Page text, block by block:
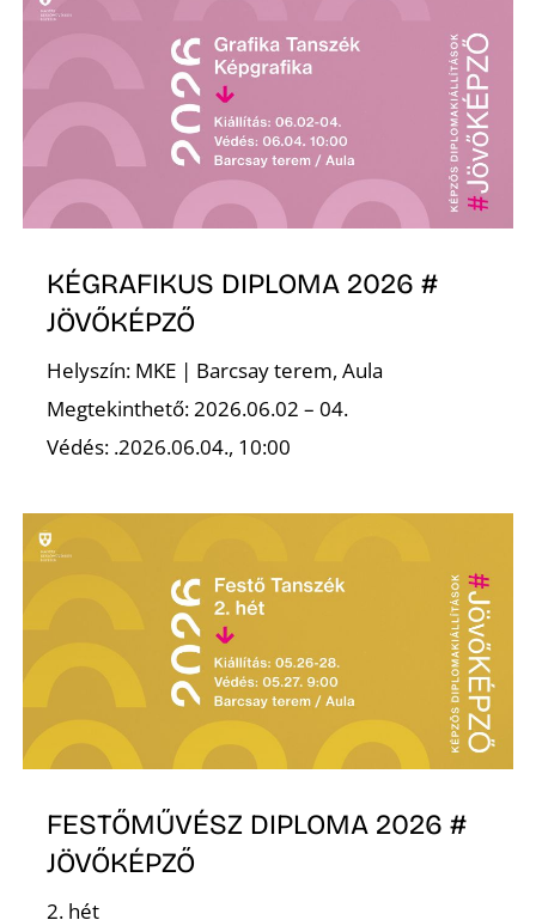
KÉGRAFIKUS DIPLOMA 2026 #
JÖVŐKÉPZŐ
Helyszín: MKE | Barcsay terem, Aula
Megtekinthető: 2026.06.02 – 04.
Védés: .2026.06.04., 10:00
FESTŐMŰVÉSZ DIPLOMA 2026 #
JÖVŐKÉPZŐ
2. hét